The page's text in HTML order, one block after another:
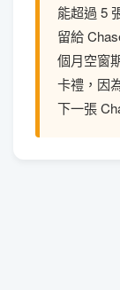
能超過 5
留給
個月空窗
卡禮，因
下一張